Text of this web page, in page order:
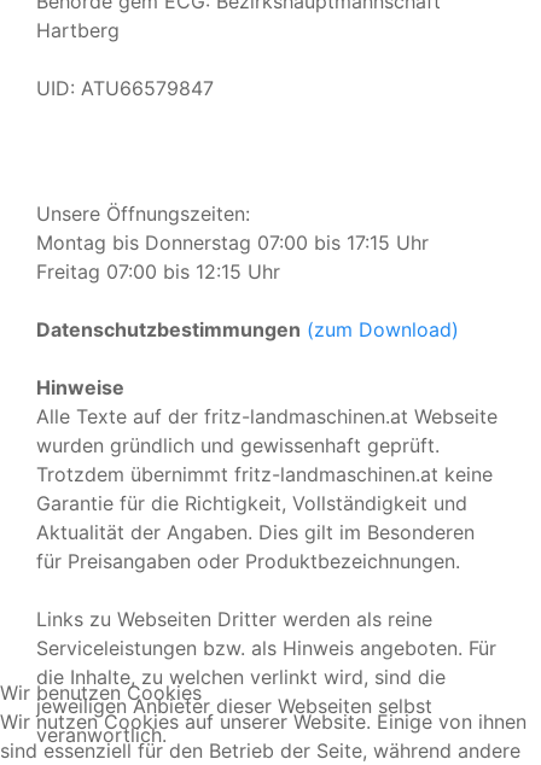
Hartberg
UID: ATU66579847
Unsere Öffnungszeiten:
Montag bis Donnerstag 07:00 bis 17:15 Uhr
Freitag 07:00 bis 12:15 Uhr
Datenschutzbestimmungen (zum Download)
Hinweise
Alle Texte auf der fritz-landmaschinen.at Webseite
wurden gründlich und gewissenhaft geprüft.
Trotzdem übernimmt fritz-landmaschinen.at keine
Garantie für die Richtigkeit, Vollständigkeit und
Aktualität der Angaben. Dies gilt im Besonderen
für Preisangaben oder Produktbezeichnungen.
Links zu Webseiten Dritter werden als reine
Serviceleistungen bzw. als Hinweis angeboten. Für
die Inhalte, zu welchen verlinkt wird, sind die
jeweiligen Anbieter dieser Webseiten selbst
veranwortlich.
Wir benutzen Cookies
Wir nutzen Cookies auf unserer Website. Einige von ihnen
sind essenziell für den Betrieb der Seite, während andere